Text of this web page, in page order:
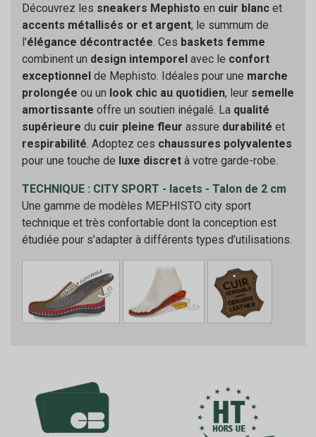
Découvrez les sneakers Mephisto en cuir blanc et
accents métallisés or et argent, le summum de
l'élégance décontractée . Ces baskets femme
combinent un design intemporel avec le confort
exceptionnel de Mephisto. Idéales pour une marche
prolongée ou un look chic au quotidien, leur semelle
amortissante offre un soutien inégalé. La qualité
supérieure du cuir pleine fleur assure durabilité et
respirabilité . Adoptez ces chaussures polyvalentes
pour une touche de luxe discret à votre garde-robe.
TECHNIQUE : CITY SPORT - lacets - Talon de 2 cm
Une gamme de modèles MEPHISTO city sport
technique et très confortable dont la conception est
étudiée pour s’adapter à différents types d’utilisations.